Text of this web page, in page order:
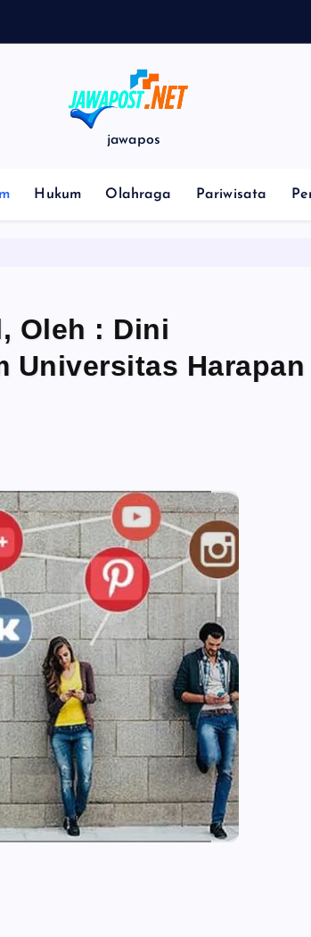
jawapos
Hukum Olahraga Pariwisata
Oleh : Dini
Universitas Harapan